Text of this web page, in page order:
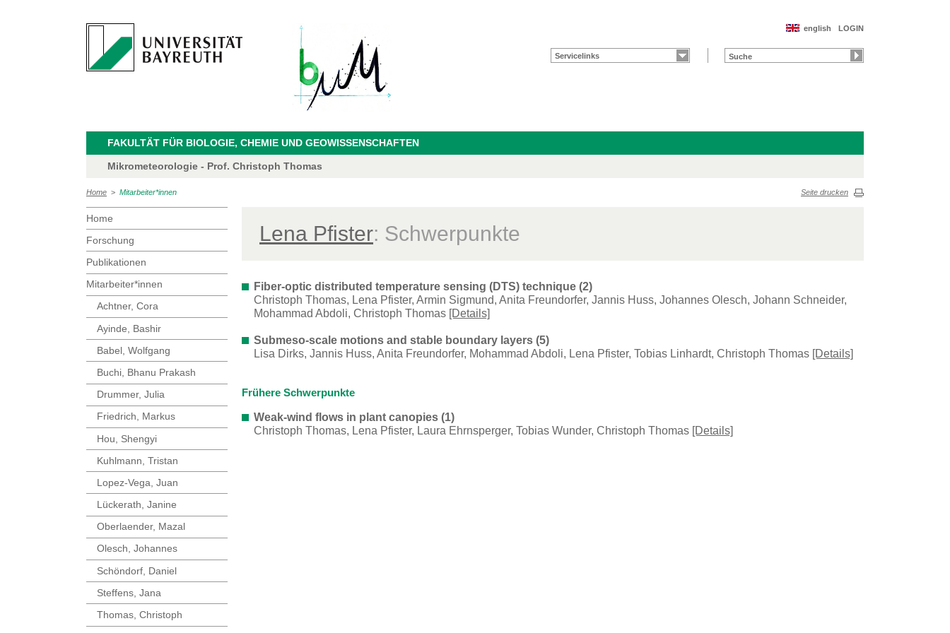
LOGIN
english
Servicelinks
FAKULTÄT FÜR BIOLOGIE, CHEMIE UND GEOWISSENSCHAFTEN
Mikrometeorologie - Prof. Christoph Thomas
Home > Mitarbeiter*innen Seite drucken
Home
Forschung
Publikationen
Mitarbeiter*innen
Achtner, Cora
Ayinde, Bashir
Babel, Wolfgang
Buchi, Bhanu Prakash
Drummer, Julia
Friedrich, Markus
Hou, Shengyi
Kuhlmann, Tristan
Lopez-Vega, Juan
Lückerath, Janine
Oberlaender, Mazal
Olesch, Johannes
Schöndorf, Daniel
Steffens, Jana
Thomas, Christoph
Lena Pfister: Schwerpunkte
Fiber-optic distributed temperature sensing (DTS) technique (2)
Christoph Thomas, Lena Pfister, Armin Sigmund, Anita Freundorfer, Jannis Huss, Johannes Olesch, Johann Schneider,
Mohammad Abdoli, Christoph Thomas [Details]
Submeso-scale motions and stable boundary layers (5)
Lisa Dirks, Jannis Huss, Anita Freundorfer, Mohammad Abdoli, Lena Pfister, Tobias Linhardt, Christoph Thomas [Details]
Frühere Schwerpunkte
Weak-wind flows in plant canopies (1)
Christoph Thomas, Lena Pfister, Laura Ehrnsperger, Tobias Wunder, Christoph Thomas [Details]